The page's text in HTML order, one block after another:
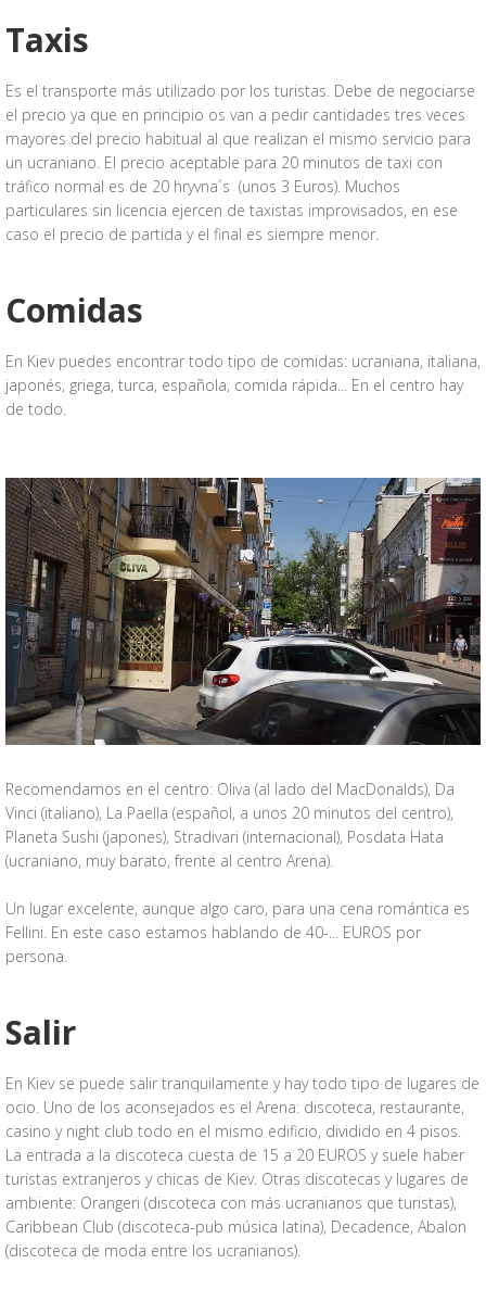
Taxis
Es el transporte más utilizado por los turistas. Debe de negociarse
el precio ya que en principio os van a pedir cantidades tres veces
mayores del precio habitual al que realizan el mismo servicio para
un ucraniano. El precio aceptable para 20 minutos de taxi con
tráfico normal es de 20 hryvna´s (unos 3 Euros). Muchos
particulares sin licencia ejercen de taxistas improvisados, en ese
caso el precio de partida y el final es siempre menor.
Comidas
En Kiev puedes encontrar todo tipo de comidas: ucraniana, italiana,
japonés, griega, turca, española, comida rápida... En el centro hay
de todo.
Recomendamos en el centro: Oliva (al lado del MacDonalds), Da
Vinci (italiano), La Paella (español, a unos 20 minutos del centro),
Planeta Sushi (japones), Stradivari (internacional), Posdata Hata
(ucraniano, muy barato, frente al centro Arena).
Un lugar excelente, aunque algo caro, para una cena romántica es
Fellini. En este caso estamos hablando de 40-... EUROS por
persona.
Salir
En Kiev se puede salir tranquilamente y hay todo tipo de lugares de
ocio. Uno de los aconsejados es el Arena: discoteca, restaurante,
casino y night club todo en el mismo edificio, dividido en 4 pisos.
La entrada a la discoteca cuesta de 15 a 20 EUROS y suele haber
turistas extranjeros y chicas de Kiev. Otras discotecas y lugares de
ambiente: Orangeri (discoteca con más ucranianos que turistas),
Caribbean Club (discoteca-pub música latina), Decadence, Abalon
(discoteca de moda entre los ucranianos).